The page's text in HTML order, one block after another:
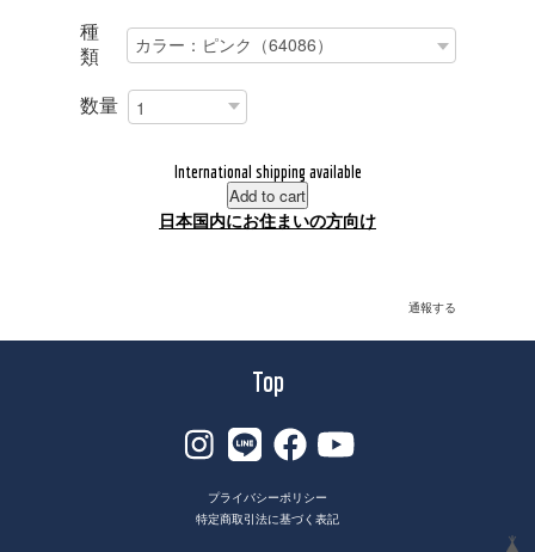
種
類
数量
International shipping available
Add to cart
日本国内にお住まいの方向け
通報する
Top
プライバシーポリシー
特定商取引法に基づく表記